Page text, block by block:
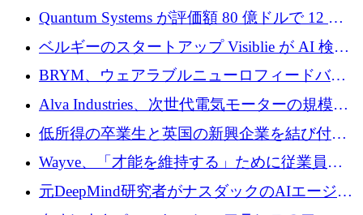
がプレシード資金総額 100 万ドルを突破
Quantum Systems が評価額 80 億ドルで 12 億
ドルを調達
ベルギーのスタートアップ Visiblie が AI 検索
の可視化のために 50 万ユーロを調達
BRYM、ウェアラブルニューロフィードバッ
クプラットフォームの開発に65万ユーロを確
Alva Industries、次世代電気モーターの規模拡
大に 1,600 万ユーロを調達
低所得の卒業生と英国の新興企業を結び付け
るためにCommon Pathを開始
Wayve、「才能を維持する」ために従業員に
8,500万ドルの株式公開買い付けを実施
元DeepMind研究者がナスダックのAIエージェ